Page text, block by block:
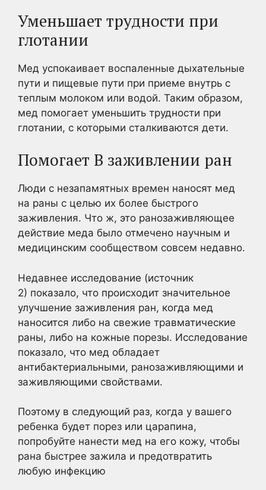
Уменьшает трудности при
глотании
Мед успокаивает воспаленные дыхательные
пути и пищевые пути при приеме внутрь с
теплым молоком или водой. Таким образом,
мед помогает уменьшить трудности при
глотании, с которыми сталкиваются дети.
Помогает В заживлении ран
Люди с незапамятных времен наносят мед
на раны с целью их более быстрого
заживления. Что ж, это ранозаживляющее
действие меда было отмечено научным и
медицинским сообществом совсем недавно.
Недавнее исследование (источник
2) показало, что происходит значительное
улучшение заживления ран, когда мед
наносится либо на свежие травматические
раны, либо на кожные порезы. Исследование
показало, что мед обладает
антибактериальными, ранозаживляющими и
заживляющими свойствами.
Поэтому в следующий раз, когда у вашего
ребенка будет порез или царапина,
попробуйте нанести мед на его кожу, чтобы
рана быстрее зажила и предотвратить
любую инфекцию